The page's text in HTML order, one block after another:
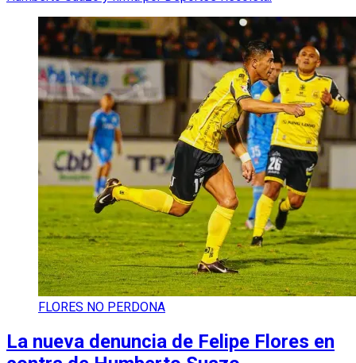
FLORES NO PERDONA
La nueva denuncia de Felipe Flores en